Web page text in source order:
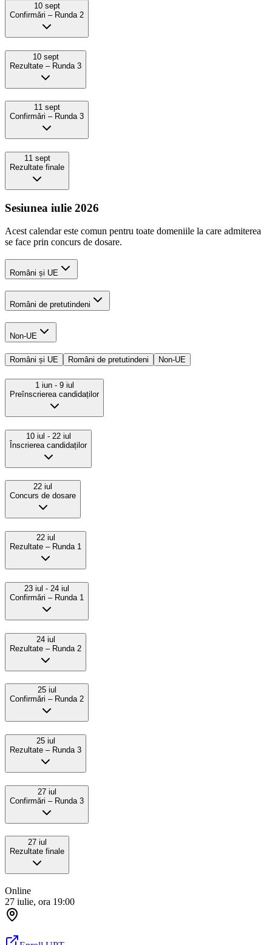
10 sept
Confirmǎri – Runda 2
10 sept
Rezultate – Runda 3
11 sept
Confirmǎri – Runda 3
11 sept
Rezultate finale
Sesiunea iulie 2026
Acest calendar este comun pentru toate domeniile la care admiterea
se face prin concurs de dosare.
Români și UE
Români de pretutindeni
Non-UE
Români și UE Români de pretutindeni Non-UE
1 iun- 9 iul
Preînscrierea candidaților
10 iul - 22 iul
Înscrierea candidaților
22 iul
Concurs de dosare
22 iul
Rezultate – Runda 1
23 iul - 24 iul
Confirmǎri – Runda 1
24 iul
Rezultate – Runda 2
25 iul
Confirmǎri – Runda 2
25 iul
Rezultate – Runda 3
27 iul
Confirmǎri – Runda 3
27 iul
Rezultate finale
Online
27 iulie, ora 19:00